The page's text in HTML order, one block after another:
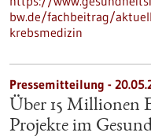
bw.de/fachbeitrag/
krebsmedizin
Pressemitteilung -
Über 15 Millionen
Projekte im